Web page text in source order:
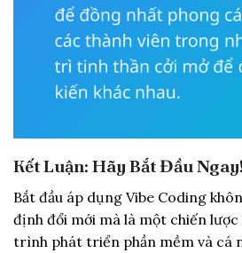
Kết Luận: Hãy Bắt Đầu Ngay!
Bắt đầu áp dụng Vibe Coding
định đổi mới mà là một chiến
trình phát triển phần mềm và cá